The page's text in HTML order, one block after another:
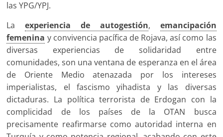
las YPG/YPJ.
Laexperiencia de autogestión, emancipación
femenina y convivencia pacífica de Rojava, así como las
diversas experiencias de solidaridad entre
comunidades, son una ventana de esperanza en el área
de Oriente Medio atenazada por los intereses
imperialistas, el fascismo yihadista y las diversas
dictaduras. La política terrorista de Erdogan con la
complicidad de los países de la OTAN busca
precisamente reafirmarse como autoridad interna en